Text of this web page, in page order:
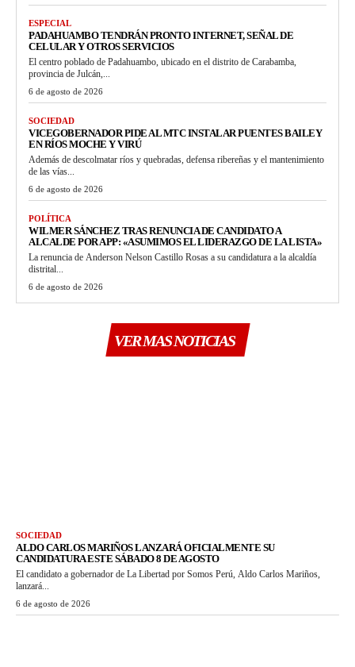
ESPECIAL
PADAHUAMBO TENDRÁN PRONTO INTERNET, SEÑAL DE
CELULAR Y OTROS SERVICIOS
El centro poblado de Padahuambo, ubicado en el distrito de Carabamba,
provincia de Julcán,...
6 de agosto de 2026
SOCIEDAD
VICEGOBERNADOR PIDE AL MTC INSTALAR PUENTES BAILEY
EN RÍOS MOCHE Y VIRÚ
Además de descolmatar ríos y quebradas, defensa ribereñas y el mantenimiento
de las vías...
6 de agosto de 2026
POLÍTICA
WILMER SÁNCHEZ TRAS RENUNCIA DE CANDIDATO A
ALCALDE POR APP: «ASUMIMOS EL LIDERAZGO DE LA LISTA»
La renuncia de Anderson Nelson Castillo Rosas a su candidatura a la alcaldía
distrital...
6 de agosto de 2026
VER MAS NOTICIAS
SOCIEDAD
ALDO CARLOS MARIÑOS LANZARÁ OFICIALMENTE SU
CANDIDATURA ESTE SÁBADO 8 DE AGOSTO
El candidato a gobernador de La Libertad por Somos Perú, Aldo Carlos Mariños,
lanzará...
6 de agosto de 2026